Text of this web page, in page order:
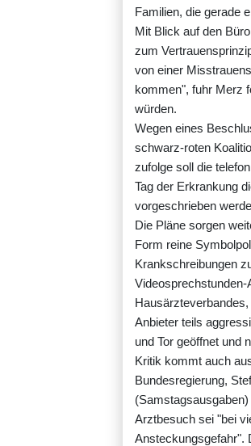
Familien, die gerade
Mit Blick auf den
zum
von einer
kommen", fuhr Merz
würden.
Wegen eines
schwarz-roten
zufolge soll die
Tag der Erkrankung
vorgeschrieben
Die Pläne sorgen
Form reine
Krankschreibungen
Anbieter teils
und Tor geöffnet und
Kritik kommt auch
Bundesregierung,
Arztbesuch sei "bei
Ansteckungsgefahr".